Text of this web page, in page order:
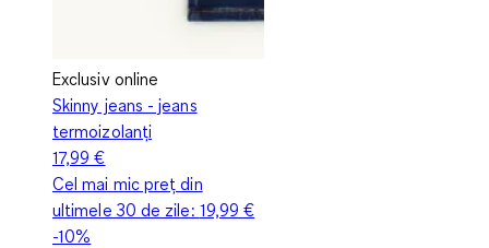
Exclusiv online
Skinny jeans - jeans
termoizolanți
17,99 €
Cel mai mic preț din
ultimele 30 de zile: 19,99 €
-10%